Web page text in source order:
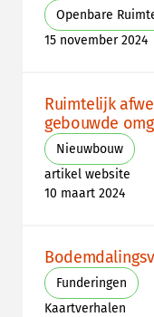
Openbare
15 november 2024
Ruimtelijk
gebouwde
Nieuwbouw
artikel website
10 maart 2024
Funderingen
Kaartverhalen